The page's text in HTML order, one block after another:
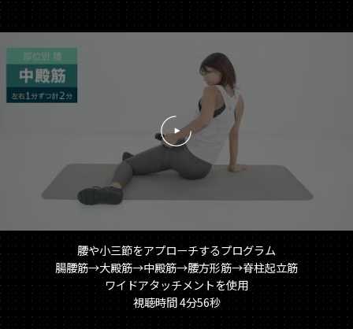
腰や小三節をアプローチするプログラム
腸腰筋→大殿筋→中殿筋→腰方形筋→脊柱起立筋
ワイドアタッチメントを使用
視聴時間 4分56秒
る